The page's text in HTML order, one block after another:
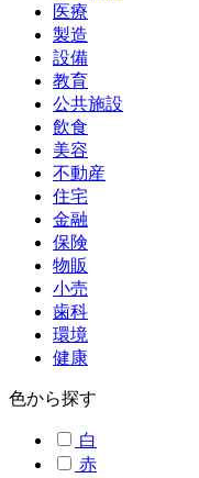
医療
製造
設備
教育
公共施設
飲食
美容
不動産
住宅
金融
保険
物販
小売
歯科
環境
健康
色から探す
白
赤